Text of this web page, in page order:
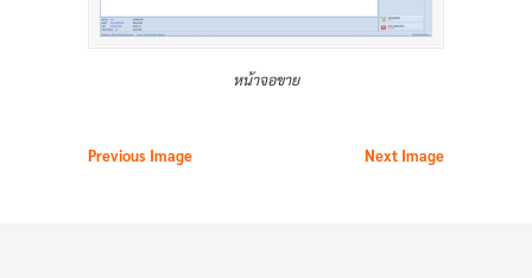
หน้าจอขาย
Previous Image Next Image